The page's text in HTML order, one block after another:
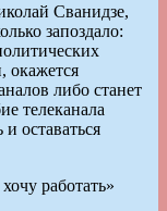
Сванидзе,
запоздало:
окажется
либо станет
телеканала
оставаться
работать»